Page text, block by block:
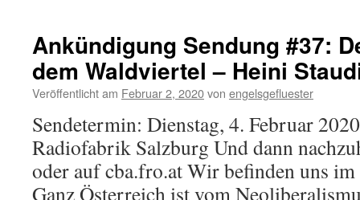
Ankündigung Sendung #37:
dem Waldviertel – Heini
Veröffentlicht am Februar 2, 2020von engelsgefluester
Sendetermin: Dienstag, 4. Februar
Radiofabrik Salzburg Und dann
oder auf cba.fro.at Wir befinden uns
Ganz Österreich ist vom